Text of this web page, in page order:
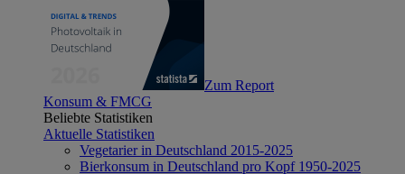
Zum Report
Konsum & FMCG
Beliebte Statistiken
Aktuelle Statistiken
Vegetarier in Deutschland 2015-2025
Bierkonsum in Deutschland pro Kopf 1950-2025